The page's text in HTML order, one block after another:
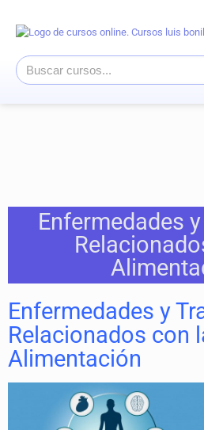
Enfermedades
Enfermedades y
Relacionados con
Alimentación